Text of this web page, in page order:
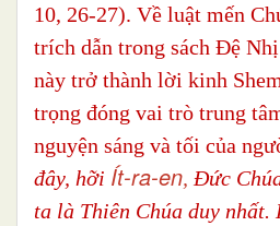
10, 26-27). Về luật mến
trích dẫn trong sách Đệ
này trở thành lời kinh
trọng đóng vai trò trung
nguyện sáng và tối của
đây, hỡi Ít-ra-en, Đức
ta là Thiên Chúa duy nhất.